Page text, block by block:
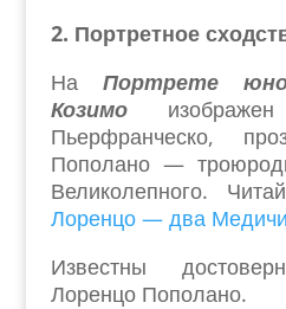
2. Портретное
На Портрете
Козимо
Пьерфранческо,
Пополано —
Великолепного.
Лоренцо — два Медичи
Известны
Лоренцо Пополано.